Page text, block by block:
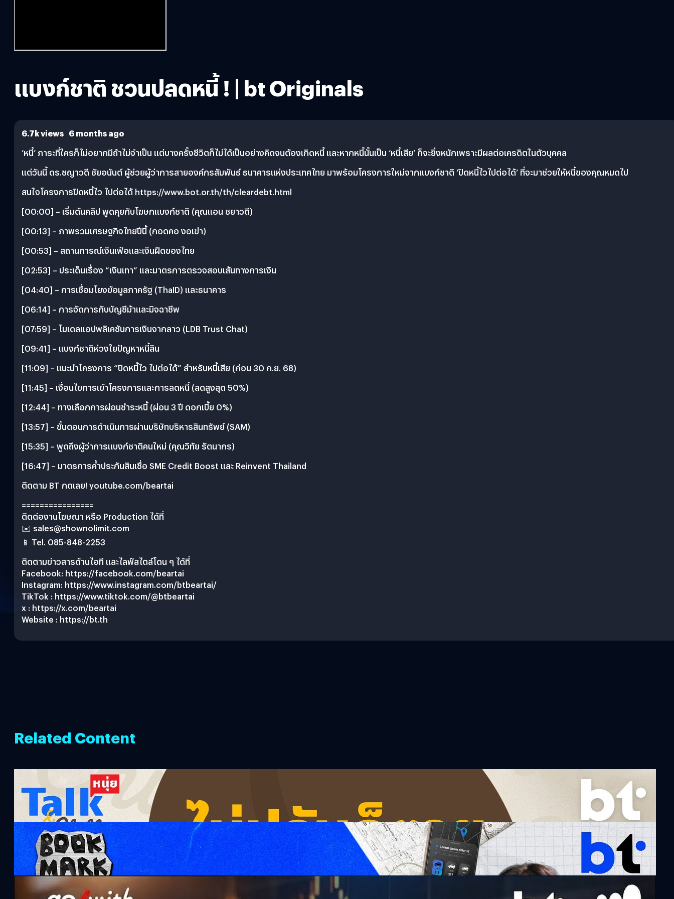
แบงก์ชาติ ชวนปลดหนี้ ! | bt Originals
6.7k views 6 months ago
‘หนี้’ ภาระที่ใครก็ไม่อยากมีถ้าไม่จำเป็น แต่บางครั้งชีวิตก็ไม่ได้เป็นอย่างคิดจนต้องเกิดหนี้ และหากหนี้นั้นเป็น ‘หนี้เสีย’ ก็จะยิ่งหนักเพราะมีผลต่อเครดิตในตัวบุคคล
แต่วันนี้ ดร.ชญาวดี ชัยอนันต์ ผู้ช่วยผู้ว่าการสายองค์กรสัมพันธ์ ธนาคารแห่งประเทศไทย มาพร้อมโครงการใหม่จากแบงก์ชาติ ‘ปิดหนี้ไวไปต่อได้’ ที่จะมาช่วยให้หนี้ของคุณหมดไป
สนใจโครงการปิดหนี้ไว ไปต่อได้ https://www.bot.or.th/th/cleardebt.html
[00:00] – เริ่มต้นคลิป พูดคุยกับโฆษกแบงก์ชาติ (คุณแอน ชยาวดี)
[00:13] – ภาพรวมเศรษฐกิจไทยปีนี้ (กอดคอ งอเข่า)
[00:53] – สถานการณ์เงินเฟ้อและเงินฝืดของไทย
[02:53] – ประเด็นเรื่อง “เงินเทา” และมาตรการตรวจสอบเส้นทางการเงิน
[04:40] – การเชื่อมโยงข้อมูลภาครัฐ (ThaID) และธนาคาร
[06:14] – การจัดการกับบัญชีม้าและมิจฉาชีพ
[07:59] – โมเดลแอปพลิเคชันการเงินจากลาว (LDB Trust Chat)
[09:41] – แบงก์ชาติห่วงใยปัญหาหนี้สิน
[11:09] – แนะนำโครงการ “ปิดหนี้ไว ไปต่อได้” สำหรับหนี้เสีย (ก่อน 30 ก.ย. 68)
[11:45] – เงื่อนไขการเข้าโครงการและการลดหนี้ (ลดสูงสุด 50%)
[12:44] – ทางเลือกการผ่อนชำระหนี้ (ผ่อน 3 ปี ดอกเบี้ย 0%)
[13:57] – ขั้นตอนการดำเนินการผ่านบริษัทบริหารสินทรัพย์ (SAM)
[15:35] – พูดถึงผู้ว่าการแบงก์ชาติคนใหม่ (คุณวิทัย รัตนากร)
[16:47] – มาตรการค้ำประกันสินเชื่อ SME Credit Boost และ Reinvent Thailand
ติดตาม BT กดเลย! youtube.com/beartai
================
ติดต่องานโฆษณา หรือ Production ได้ที่
✉️ sales@shownolimit.com
📱 Tel. 085-848-2253
ติดตามข่าวสารด้านไอที และไลฟ์สไตล์โดน ๆ ได้ที่
Facebook: https://facebook.com/beartai
Instagram: https://www.instagram.com/btbeartai/
TikTok : https://www.tiktok.com/@btbeartai
x : https://x.com/beartai
Website : https://bt.th
Related Content
ไม่ปรับก็ตาย เพราะ AI มันไม่รอ
คุณ ! หนุ่ยTalk and Chill x
@ToppJirayutOfficial
124.5k views 4 months ago
จุดกำเนิดแอปเรียกรถ |
Bookmark
1.3k views 2 months ago
จริงไหม ‘ทอง’ ยิ่งถือยิ่งแพง ? |
Go with The Four